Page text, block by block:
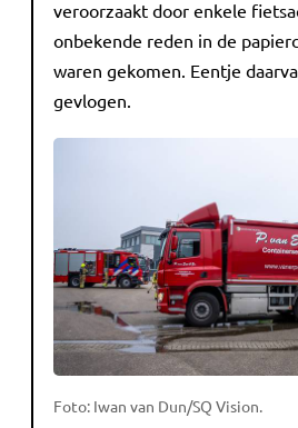
veroorzaakt door enkele
onbekende reden in de
waren gekomen. Eentje
gevlogen.
Foto: Iwan van Dun/SQ Vision.